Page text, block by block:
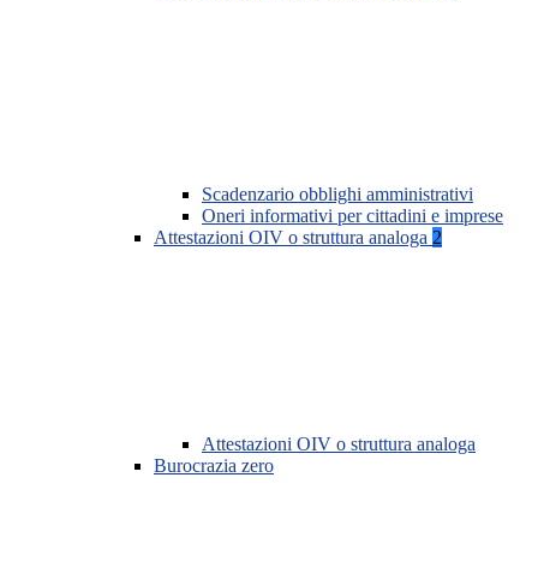
Scadenzario obblighi amministrativi
Oneri informativi per cittadini e imprese
Attestazioni OIV o struttura analoga 2
Attestazioni OIV o struttura analoga
Burocrazia zero